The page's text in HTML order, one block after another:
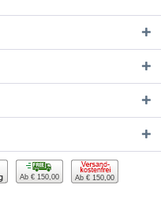
Ab € 150,00 Ab € 150,00